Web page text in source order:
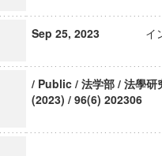
Sep 25, 2023 イ
/ Public / 法学部 / 法學研
(2023) / 96(6) 202306